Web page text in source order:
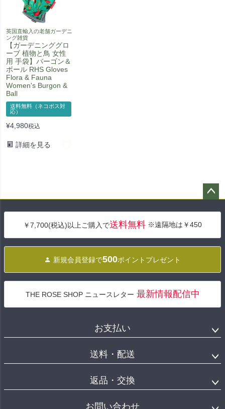
英国直輸入の老舗ガーデニ
ング雑貨
【ガーデニンググロ
ーブ 植物と鳥 女性
用 手袋】バーゴン＆
ボール RHS Gloves
Flora & Fauna
Women's Burgon &
Ball
送料無料（ネコポス対
応）
¥4,980税込
詳細を見る
へ
￥7,700(税込)以上ご購入で送料無料 ※遠隔地は￥450
新規会員登録で500ポイントプレゼント
THE ROSE SHOP ニュースレター 最新情報配信中
お支払い
送料・配送
返品・交換
お問い合わせ